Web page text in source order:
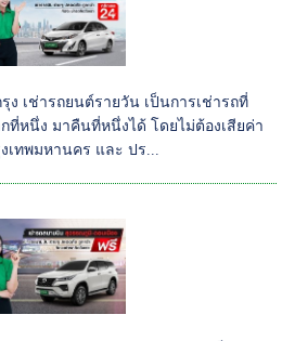
ง เช่ารถยนต์รายวัน เป็นการเช่ารถที่
ที่หนึ่ง มาคืนที่หนึ่งได้ โดยไม่ต้องเสียค่า
เทพมหานคร และ ปร...